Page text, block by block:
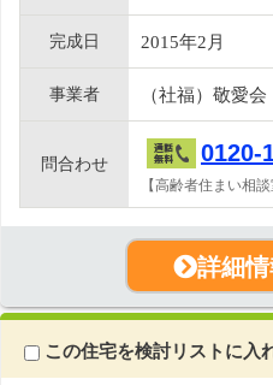
完成日 2015年2月
事業者 （社福）敬愛会
問合わせ 0120-
【高齢者住まい相談
詳細
この住宅を検討リストに入